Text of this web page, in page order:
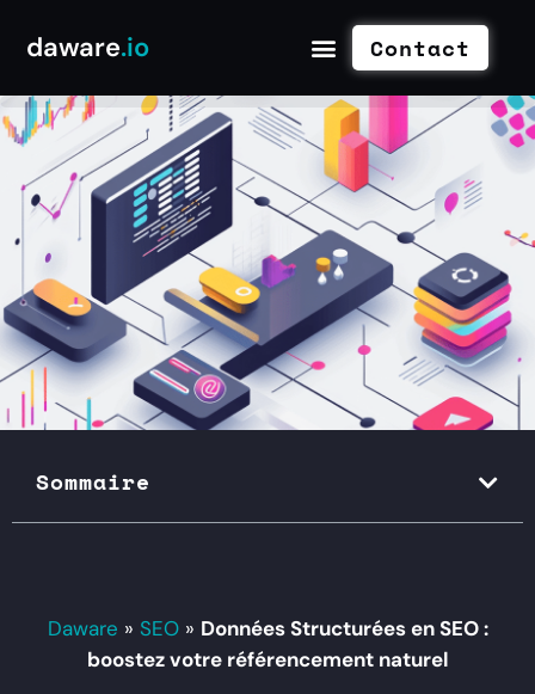
daware.io Contact
Daware » SEO» Données Structurées en SEO :
boostez votre référencement naturel
Sommaire